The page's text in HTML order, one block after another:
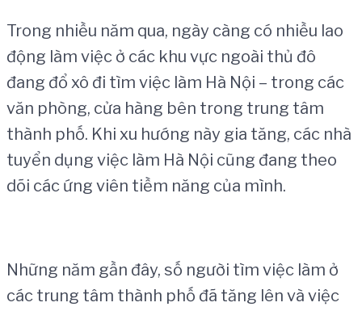
Trong nhiều năm qua, ngày càng có nhiều lao
động làm việc ở các khu vực ngoài thủ đô
đang đổ xô đi tìm việc làm Hà Nội – trong các
văn phòng, cửa hàng bên trong trung tâm
thành phố. Khi xu hướng này gia tăng, các nhà
tuyển dụng việc làm Hà Nội cũng đang theo
dõi các ứng viên tiềm năng của mình.
Những năm gần đây, số người tìm việc làm ở
các trung tâm thành phố đã tăng lên và việc